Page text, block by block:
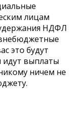
лицам
НДФЛ
это будут
идут выплаты
ничем не